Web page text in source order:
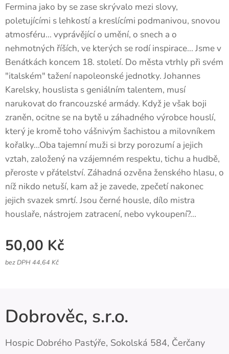
Fermina jako by se zase skrývalo mezi slovy,
poletujícími s lehkostí a kreslícími podmanivou, snovou
atmosféru... vyprávějící o umění, o snech a o
nehmotných říších, ve kterých se rodí inspirace... Jsme v
Benátkách koncem 18. století. Do města vtrhly při svém
"italském" tažení napoleonské jednotky. Johannes
Karelsky, houslista s geniálním talentem, musí
narukovat do francouzské armády. Když je však boji
zraněn, ocitne se na bytě u záhadného výrobce houslí,
který je kromě toho vášnivým šachistou a milovníkem
kořalky...Oba tajemní muži si brzy porozumí a jejich
vztah, založený na vzájemném respektu, tichu a hudbě,
přeroste v přátelství. Záhadná ozvěna ženského hlasu, o
níž nikdo netuší, kam až je zavede, zpečetí nakonec
jejich svazek smrtí. Jsou černé housle, dílo mistra
houslaře, nástrojem zatracení, nebo vykoupení?...
50,00 Kč
bez DPH 44,64 Kč
Dobrověc, s.r.o.
Hospic Dobrého Pastýře, Sokolská 584, Čerčany